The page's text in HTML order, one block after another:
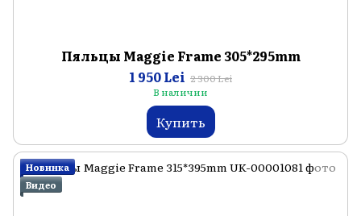
Пяльцы Maggie Frame 305*295mm
1 950 Lei 2 300 Lei
В наличии
Купить
Новинка
Видео